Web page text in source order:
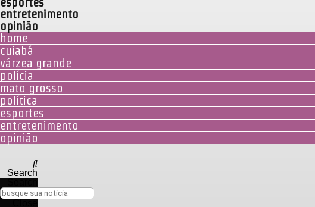
entretenimento
opinião
home
cuiabá
várzea grande
polícia
mato grosso
política
esportes
entretenimento
opinião
Search